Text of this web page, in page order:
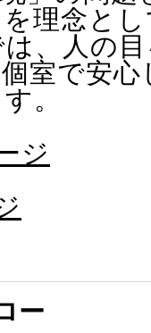
理念と
、人の
室で安
。
ジ
ー